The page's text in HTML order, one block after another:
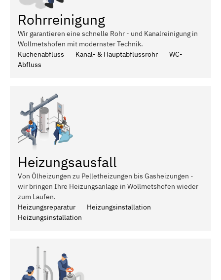
Rohrreinigung
Wir garantieren eine schnelle Rohr - und Kanalreinigung in
Wollmetshofen mit modernster Technik.
Küchenabfluss
Kanal- & Hauptabflussrohr
WC-
Abfluss
Heizungsausfall
Von Ölheizungen zu Pelletheizungen bis Gasheizungen -
wir bringen Ihre Heizungsanlage in Wollmetshofen wieder
zum Laufen.
Heizungsreparatur
Heizungsinstallation
Heizungsinstallation